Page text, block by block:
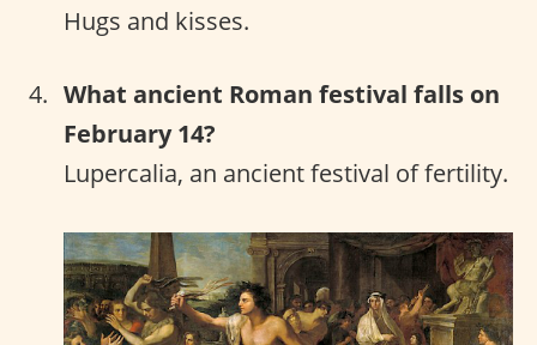
Hugs and kisses.
What ancient Roman festival falls on
February 14?
Lupercalia, an ancient festival of fertility.